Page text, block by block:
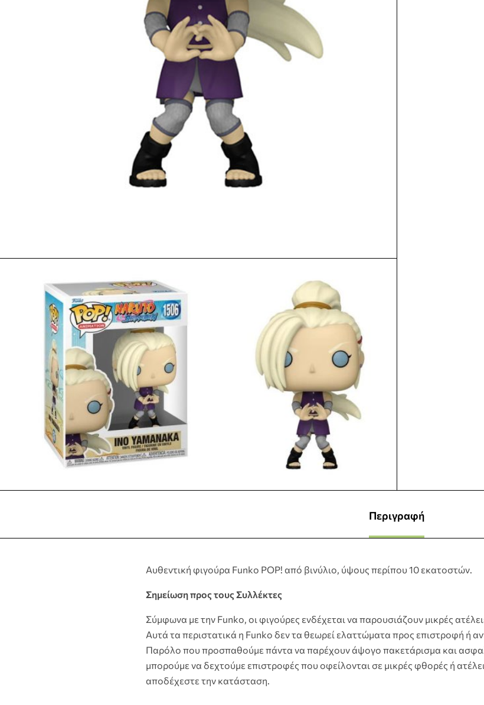
Περιγραφή
Αυθεντική φιγούρα Funko POP! από βινύλιο, ύψους περίπου 10 εκατοστών.
Σημείωση προς τους Συλλέκτες
Σύμφωνα με την Funko, οι φιγούρες ενδέχεται να παρουσιάζουν μικρές
Αυτά τα περιστατικά η Funko δεν τα θεωρεί ελαττώματα προς επιστροφή ή
Παρόλο που προσπαθούμε πάντα να παρέχουν άψογο πακετάρισμα και
μπορούμε να δεχτούμε επιστροφές που οφείλονται σε μικρές φθορές ή
αποδέχεστε την κατάσταση.